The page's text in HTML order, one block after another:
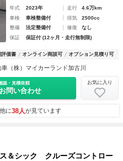
年式 2023年 走行
4.6万km
車検
車検整備付 排気
2500cc
整備
法定整備付 修復
なし
保証
保証付 (12ヶ月・走行無制限)
評価書 オンライン商談可 オプション見積り可
（株）マイカーランド加古川
認・見積依頼
問い合わせ
お気に入り
に38人が見ています
＆シック クルーズコントロー